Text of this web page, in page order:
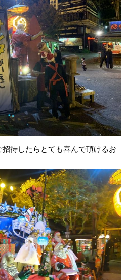
待したらとても喜んで頂けるお